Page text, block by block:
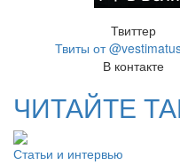
Твиттер
Твиты от
В контакте
ЧИТАЙТЕ
Статьи и интервью